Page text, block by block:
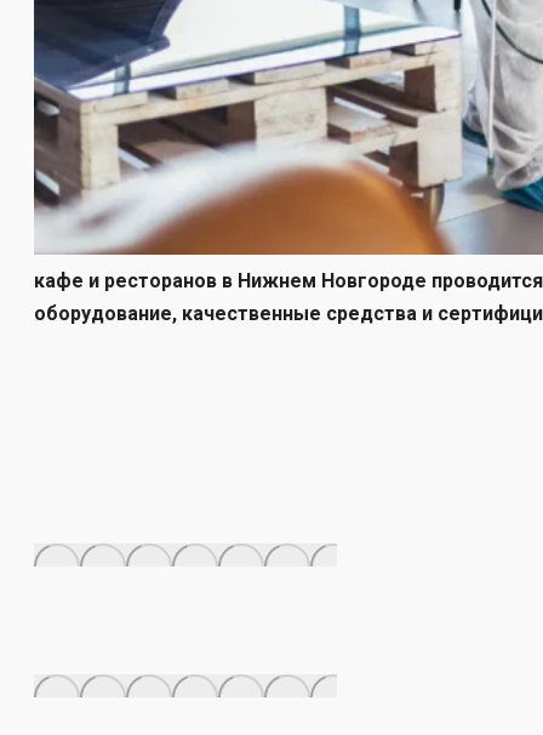
кафе и ресторанов в Нижнем Новгороде
оборудование, качественные средства и